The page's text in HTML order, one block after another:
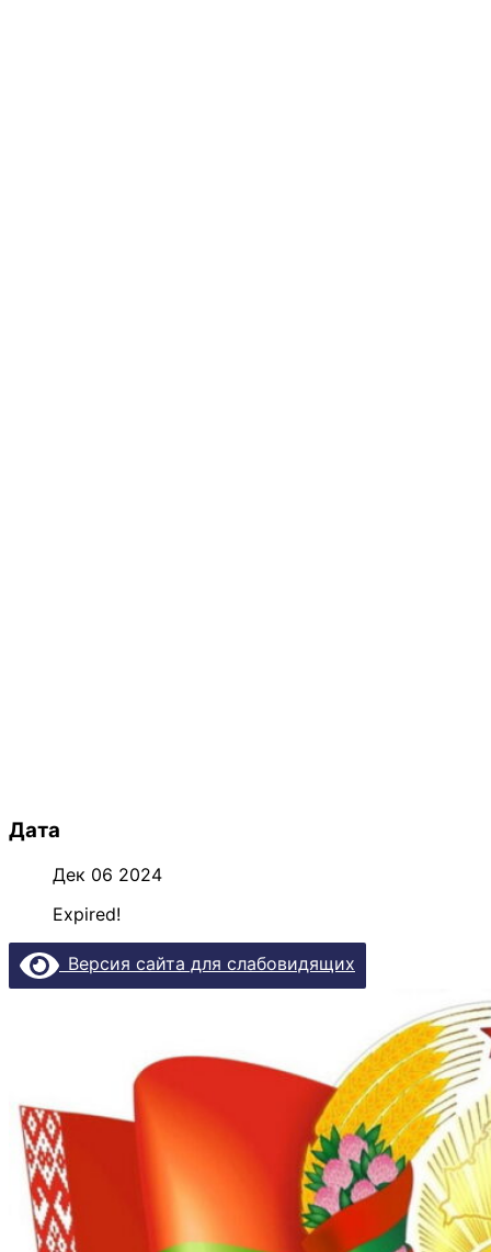
Дата
Дек 06 2024
Expired!
Версия сайта для слабовидящих